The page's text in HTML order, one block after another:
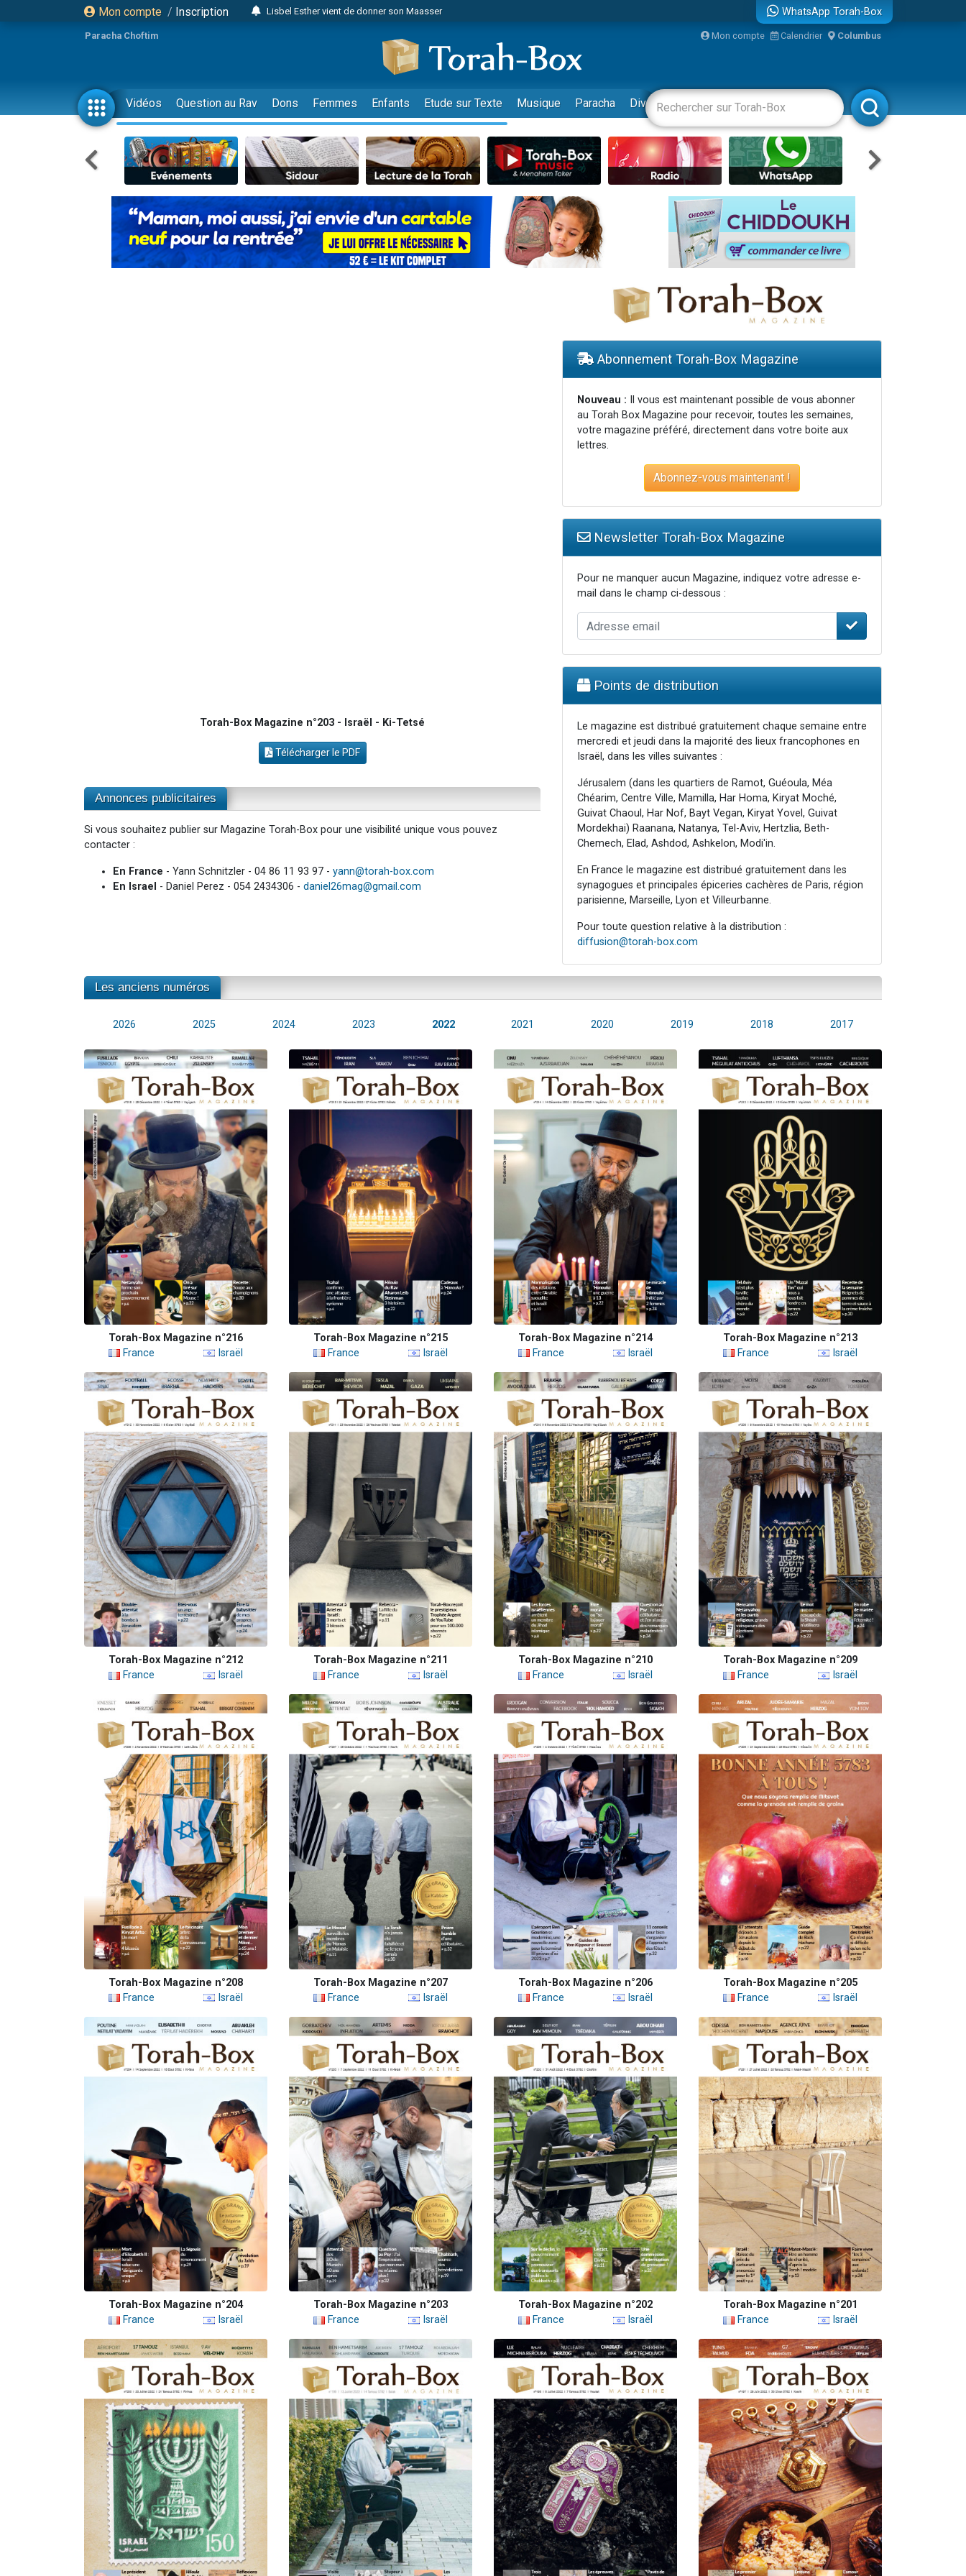
Mon compte / Inscription
3 personnes viennent de faire un don pour Événements Torah-Box
3 personnes viennent de nous rejoindre sur WhatsApp
11 personnes viennent de demander une bénédiction
3 personnes viennent de faire un don pour Diane, 80 ans, dans un appartement insalubre
Il reste 49 places pour étudier en groupe sur Zoom
2 personnes viennent de nous rejoindre sur WhatsApp
29 personnes viennent de demander une bénédiction
Il reste 49 places pour étudier en groupe sur Zoom
2 personnes viennent de nous rejoindre sur WhatsApp
6 personnes viennent de nous rejoindre sur WhatsApp
4 personnes viennent de faire un don pour Reloger Rivka, 6 enfants, victime de violences...
2 personnes viennent de faire un don pour 1 Journée de Vacances Pour les Enfants
WhatsApp Torah-Box
Paracha Choftim Mon compte Calendrier Columbus
Vidéos Question au Rav Dons Femmes Enfants Etude sur Texte Musique Paracha Divertissements Livres Rabbanim
Torah-Box Magazine n°203 - Israël - Ki-Tetsé
Télécharger le PDF
Annonces publicitaires
Si vous souhaitez publier sur Magazine Torah-Box pour une visibilité unique vous pouvez
contacter :
En France - Yann Schnitzler - 04 86 11 93 97 - yann@torah-box.com
En Israel - Daniel Perez - 054 2434306 - daniel26mag@gmail.com
Abonnement Torah-Box Magazine
Nouveau : Il vous est maintenant possible de vous abonner
au Torah Box Magazine pour recevoir, toutes les semaines,
votre magazine préféré, directement dans votre boite aux
lettres.
Abonnez-vous maintenant !
Newsletter Torah-Box Magazine
Pour ne manquer aucun Magazine, indiquez votre adresse e-
mail dans le champ ci-dessous :
Points de distribution
Le magazine est distribué gratuitement chaque semaine entre
mercredi et jeudi dans la majorité des lieux francophones en
Israël, dans les villes suivantes :
Jérusalem (dans les quartiers de Ramot, Guéoula, Méa
Chéarim, Centre Ville, Mamilla, Har Homa, Kiryat Moché,
Guivat Chaoul, Har Nof, Bayt Vegan, Kiryat Yovel, Guivat
Mordekhai) Raanana, Natanya, Tel-Aviv, Hertzlia, Beth-
Chemech, Elad, Ashdod, Ashkelon, Modi'in.
En France le magazine est distribué gratuitement dans les
synagogues et principales épiceries cachères de Paris, région
parisienne, Marseille, Lyon et Villeurbanne.
Pour toute question relative à la distribution :
diffusion@torah-box.com
Les anciens numéros
2026 2025 2024 2023 2022 2021 2020 2019 2018 2017
Torah-Box Magazine n°216
France
Israël
Torah-Box Magazine n°215
France
Israël
Torah-Box Magazine n°214
France
Israël
Torah-Box Magazine n°213
France
Israël
Torah-Box Magazine n°212
France
Israël
Torah-Box Magazine n°211
France
Israël
Torah-Box Magazine n°210
France
Israël
Torah-Box Magazine n°209
France
Israël
Torah-Box Magazine n°208
France
Israël
Torah-Box Magazine n°207
France
Israël
Torah-Box Magazine n°206
France
Israël
Torah-Box Magazine n°205
France
Israël
Torah-Box Magazine n°204
France
Israël
Torah-Box Magazine n°203
France
Israël
Torah-Box Magazine n°202
France
Israël
Torah-Box Magazine n°201
France
Israël